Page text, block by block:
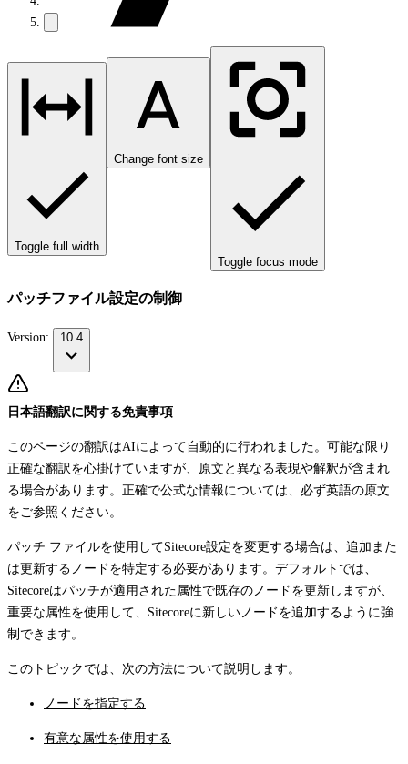
Toggle full width
Change font size
Toggle focus mode
パッチファイル設定の制御
Version: 10.4
日本語翻訳に関する免責事項
このページの翻訳はAIによって自動的に行われました。可能な限り
正確な翻訳を心掛けていますが、原文と異なる表現や解釈が含まれ
る場合があります。正確で公式な情報については、必ず英語の原文
をご参照ください。
パッチ ファイルを使用してSitecore設定を変更する場合は、追加また
は更新するノードを特定する必要があります。デフォルトでは、
Sitecoreはパッチが適用された属性で既存のノードを更新しますが、
重要な属性を使用して、Sitecoreに新しいノードを追加するように強
制できます。
このトピックでは、次の方法について説明します。
ノードを指定する
有意な属性を使用する